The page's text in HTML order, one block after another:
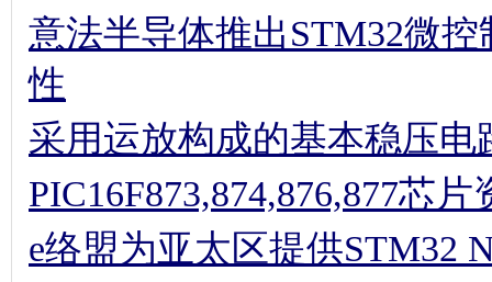
意法半导体推出STM32微
性
采用运放构成的基本稳压电
PIC16F873,874,876,877芯
e络盟为亚太区提供STM32